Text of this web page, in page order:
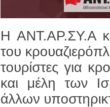
Η ΑΝΤ.ΑΡ.ΣΥ.Α
του
τουρίστες για
και μέλη των
άλλων